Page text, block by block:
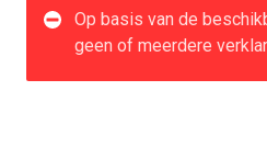
Op basis van de
geen of meerdere